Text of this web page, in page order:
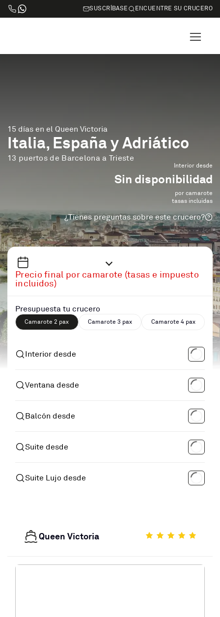
SUSCRÍBASE ENCUENTRE SU CRUCERO
15 días en el Queen Victoria
Italia, España y Adriático
13 puertos de Barcelona a Trieste
Interior desde
Sin disponibilidad
por camarote
tasas incluidas
¿Tienes preguntas sobre este crucero?
Precio final por camarote (tasas e impuesto
incluidos)
Presupuesta tu crucero
Camarote 2 pax Camarote 3 pax Camarote 4 pax
Interior desde
Ventana desde
Balcón desde
Suite desde
Suite Lujo desde
Queen Victoria